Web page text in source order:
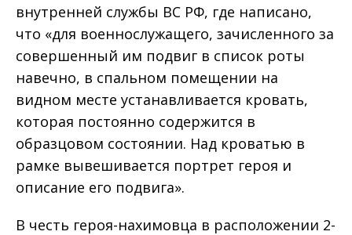
внутренней службы ВС РФ, где написано,
что «для военнослужащего, зачисленного за
совершенный им подвиг в список роты
навечно, в спальном помещении на
видном месте устанавливается кровать,
которая постоянно содержится в
образцовом состоянии. Над кроватью в
рамке вывешивается портрет героя и
описание его подвига».
В честь героя-нахимовца в расположении 2-